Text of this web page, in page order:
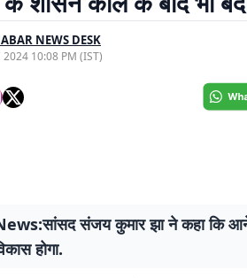
NEWS DESK
2024 10:08 PM (IST)
संजय कुमार झा ने कहा कि
होगा.